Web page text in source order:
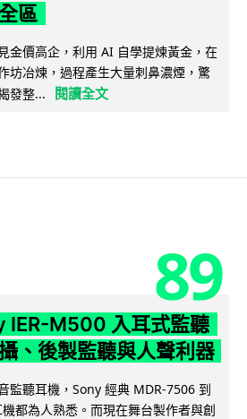
區
金價高企，利用 AI 自學提煉黃金，在
坊冶煉，過程產生大量刺鼻濃煙，驚
發整...
閱讀全文
89
IER-M500 入耳式監聽
、後製監聽與人聲利器
監聽耳機，Sony 經典 MDR-7506 到
都為人熟悉。而現在舞台製作者與創